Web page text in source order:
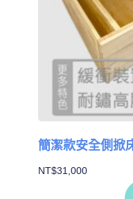
簡潔款安全側掀
NT$31,000